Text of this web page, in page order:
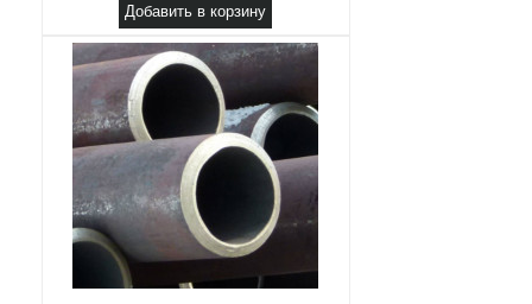
Добавить в корзину